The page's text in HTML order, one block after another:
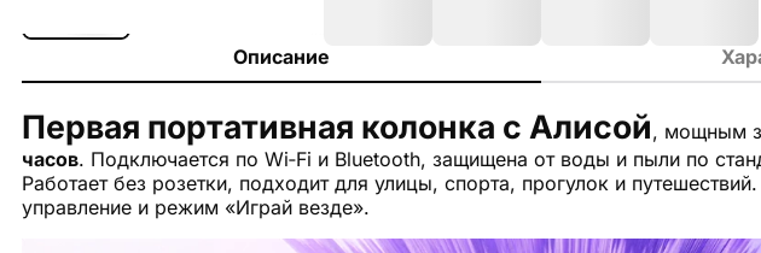
Описание
Первая портативная колонка с Алисой, мощным
часов. Подключается по Wi‑Fi и Bluetooth, защищена от воды и пыли по
Работает без розетки, подходит для улицы, спорта, прогулок и
управление и режим «Играй везде».